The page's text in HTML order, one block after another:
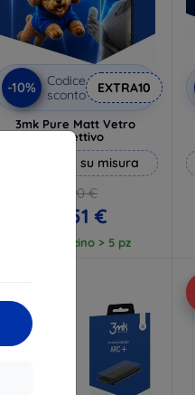
-10%
Codice
sconto
EXTRA10
3mk Pure Matt Vetro
protettivo
Realizzato su misura
13,90 €
12,51 €
In magazzino > 5 pz